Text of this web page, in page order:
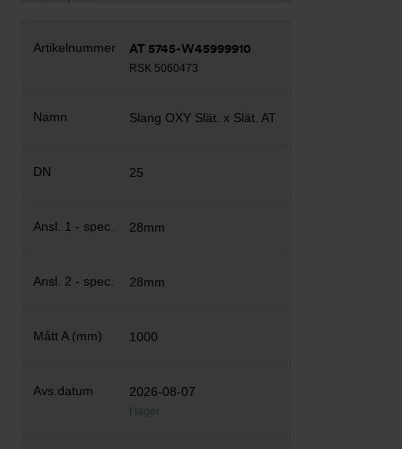
AT 5745-W45999910
RSK 5060473
Slang OXY Slät. x Slät. AT
25
28mm
28mm
1000
2026-08-07
I lager